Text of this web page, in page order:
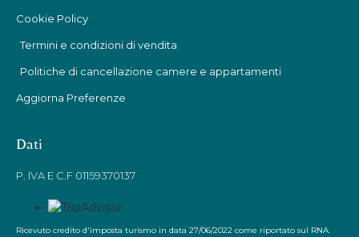
Cookie Policy
Termini e condizioni di vendita
Politiche di cancellazione camere e appartamenti
Aggiorna Preferenze
Dati
P. IVA E C.F 01159370137
Ricevuto credito d'imposta turismo in data 27/06/2022 come riportato sul RNA.